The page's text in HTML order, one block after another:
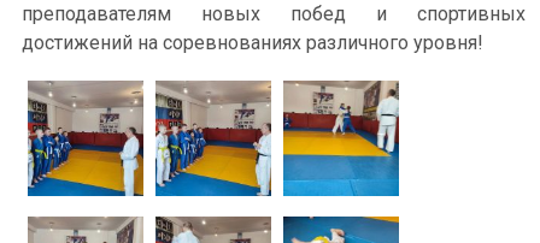
преподавателям новых побед и спортивных
достижений на соревнованиях различного уровня!